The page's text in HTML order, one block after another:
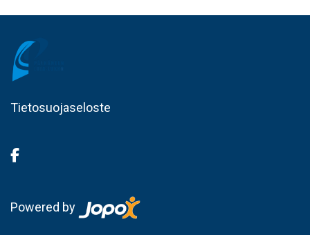
Tietosuojaseloste
Powered by